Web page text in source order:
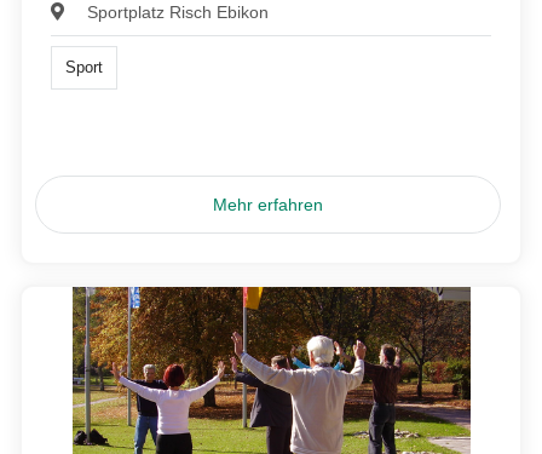
Sportplatz Risch Ebikon
Sport
Mehr erfahren